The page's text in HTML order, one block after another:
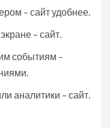
– сайт удобнее.
– сайт.
событиям –
аналитики – сайт.